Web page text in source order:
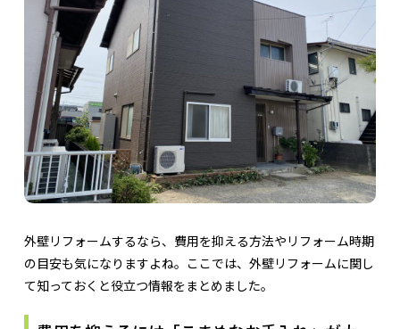
外壁リフォームするなら、費用を抑える方法やリフォーム時期
の目安も気になりますよね。ここでは、外壁リフォームに関し
て知っておくと役立つ情報をまとめました。